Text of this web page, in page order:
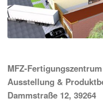
MFZ-
Ausstellung &
Dammstraße 12, 39264